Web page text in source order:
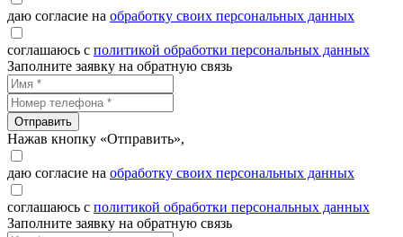
даю согласие на обработку своих персональных данных
соглашаюсь с политикой обработки персональных данных
Заполните заявку на обратную связь
Отправить
Нажав кнопку «Отправить»,
даю согласие на обработку своих персональных данных
соглашаюсь с политикой обработки персональных данных
Заполните заявку на обратную связь